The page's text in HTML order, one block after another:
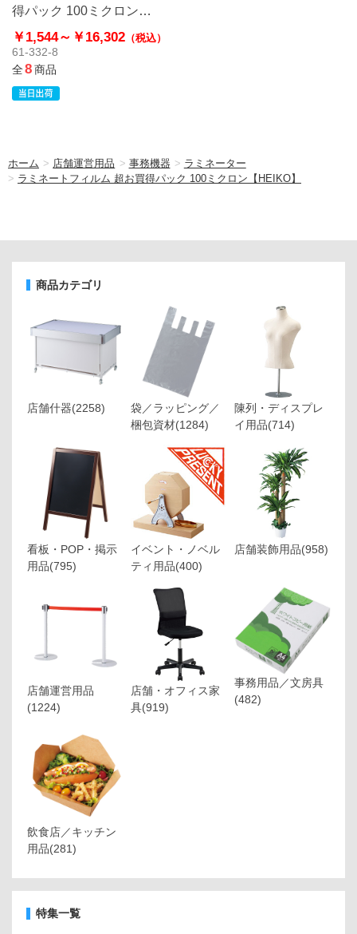
得パック 100ミクロン
【HEIKO】
￥1,544～ ￥16,302 （税込）
61-332-8
全8商品
ホーム > 店舗運営用品 > 事務機器 > ラミネーター
> ラミネートフィルム 超お買得パック 100ミクロン【HEIKO】
商品カテゴリ
店舗什器(2258)
袋／ラッピング／
梱包資材(1284)
陳列・ディスプレ
イ用品(714)
看板・POP・掲示
用品(795)
イベント・ノベル
ティ用品(400)
店舗装飾用品(958)
店舗運営用品
(1224)
店舗・オフィス家
具(919)
事務用品／文房具
(482)
飲食店／キッチン
用品(281)
特集一覧